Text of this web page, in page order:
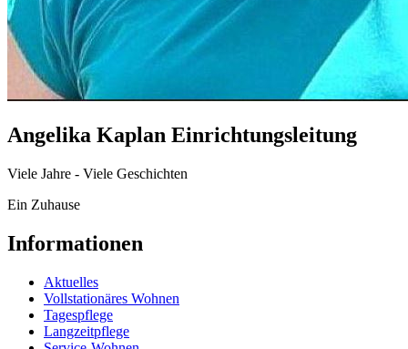
Angelika Kaplan Einrichtungsleitung
Viele Jahre - Viele Geschichten
Ein Zuhause
Informationen
Aktuelles
Vollstationäres Wohnen
Tagespflege
Langzeitpflege